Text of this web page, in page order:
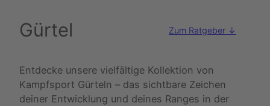
Gürtel Zum Ratgeber ↓
Entdecke unsere vielfältige Kollektion von
Kampfsport Gürteln – das sichtbare Zeichen
deiner Entwicklung und deines Ranges in der